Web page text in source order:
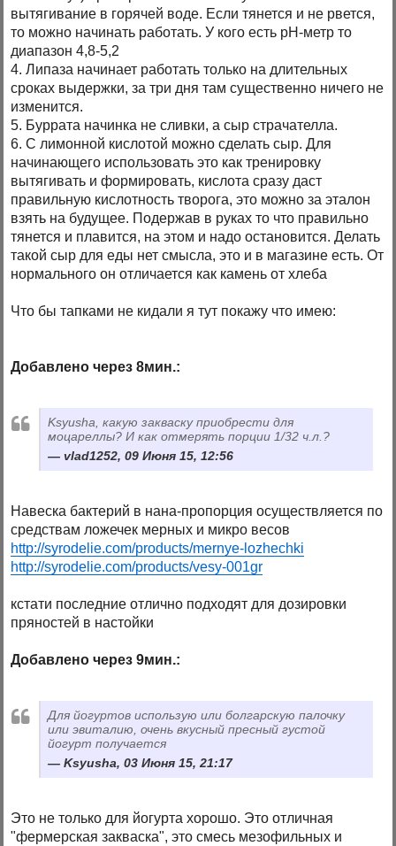
вытягивание в горячей воде. Если тянется и не рвется,
то можно начинать работать. У кого есть pH-метр то
диапазон 4,8-5,2
4. Липаза начинает работать только на длительных
сроках выдержки, за три дня там существенно ничего не
изменится.
5. Буррата начинка не сливки, а сыр страчателла.
6. С лимонной кислотой можно сделать сыр. Для
начинающего использовать это как тренировку
вытягивать и формировать, кислота сразу даст
правильную кислотность творога, это можно за эталон
взять на будущее. Подержав в руках то что правильно
тянется и плавится, на этом и надо остановится. Делать
такой сыр для еды нет смысла, это и в магазине есть. От
нормального он отличается как камень от хлеба
Что бы тапками не кидали я тут покажу что имею:
Добавлено через 8мин.:
Ksyusha, какую закваску приобрести для
моцареллы? И как отмерять порции 1/32 ч.л.?
vlad1252, 09 Июня 15, 12:56
Навеска бактерий в нана-пропорция осуществляется по
средствам ложечек мерных и микро весов
http://syrodelie.com/products/mernye-lozhechki
http://syrodelie.com/products/vesy-001gr
кстати последние отлично подходят для дозировки
пряностей в настойки
Добавлено через 9мин.:
Для йогуртов использую или болгарскую палочку
или эвиталию, очень вкусный пресный густой
йогурт получается
Ksyusha, 03 Июня 15, 21:17
Это не только для йогурта хорошо. Это отличная
"фермерская закваска", это смесь мезофильных и